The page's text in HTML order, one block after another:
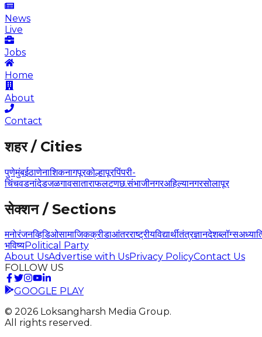
News
Live
Jobs
Home
About
Contact
शहर / Cities
पुणेमुंबईठाणेनाशिकनागपूरकोल्हापूरपिंपरी-
चिंचवडनांदेडजळगावसाताराफलटणछ.संभाजीनगरअहिल्यानगरसोलापूर
सेक्शन / Sections
मनोरंजनव्हिडिओसामाजिकक्रीडाआंतरराष्ट्रीयविद्यार्थीतंत्रज्ञानदेशब्लॉग्स
भविष्यPolitical Party
About UsAdvertise with UsPrivacy PolicyContact Us
FOLLOW US
GOOGLE PLAY
© 2026 Loksangharsh Media Group.
All rights reserved.